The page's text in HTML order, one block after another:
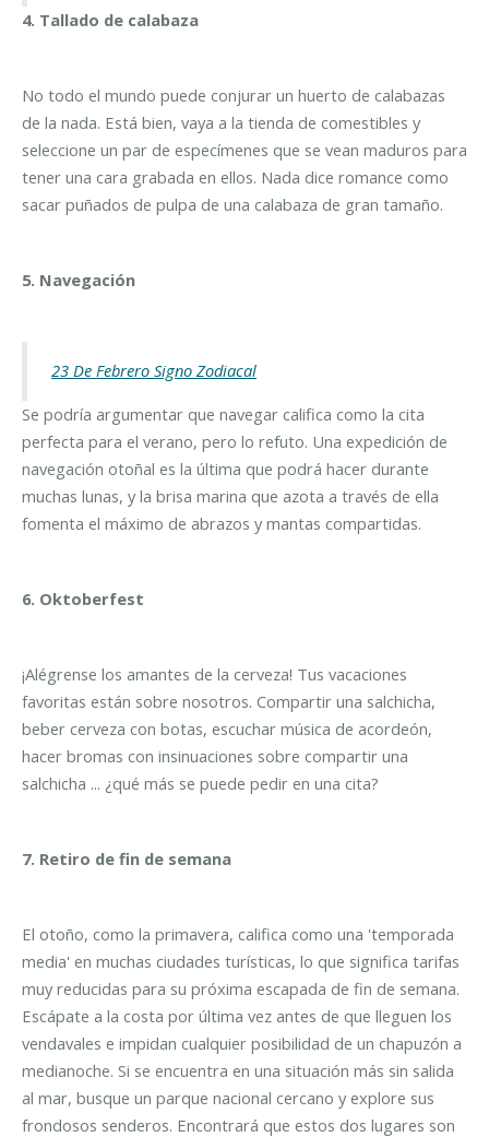
4. Tallado de calabaza
No todo el mundo puede conjurar un huerto de calabazas
de la nada. Está bien, vaya a la tienda de comestibles y
seleccione un par de especímenes que se vean maduros para
tener una cara grabada en ellos. Nada dice romance como
sacar puñados de pulpa de una calabaza de gran tamaño.
5. Navegación
23 De Febrero Signo Zodiacal
Se podría argumentar que navegar califica como la cita
perfecta para el verano, pero lo refuto. Una expedición de
navegación otoñal es la última que podrá hacer durante
muchas lunas, y la brisa marina que azota a través de ella
fomenta el máximo de abrazos y mantas compartidas.
6. Oktoberfest
¡Alégrense los amantes de la cerveza! Tus vacaciones
favoritas están sobre nosotros. Compartir una salchicha,
beber cerveza con botas, escuchar música de acordeón,
hacer bromas con insinuaciones sobre compartir una
salchicha ... ¿qué más se puede pedir en una cita?
7. Retiro de fin de semana
El otoño, como la primavera, califica como una 'temporada
media' en muchas ciudades turísticas, lo que significa tarifas
muy reducidas para su próxima escapada de fin de semana.
Escápate a la costa por última vez antes de que lleguen los
vendavales e impidan cualquier posibilidad de un chapuzón a
medianoche. Si se encuentra en una situación más sin salida
al mar, busque un parque nacional cercano y explore sus
frondosos senderos. Encontrará que estos dos lugares son